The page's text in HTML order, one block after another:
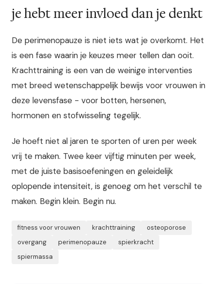
je hebt meer invloed dan je denkt
De perimenopauze is niet iets wat je overkomt. Het
is een fase waarin je keuzes meer tellen dan ooit.
Krachttraining is een van de weinige interventies
met breed wetenschappelijk bewijs voor vrouwen in
deze levensfase - voor botten, hersenen,
hormonen en stofwisseling tegelijk.
Je hoeft niet al jaren te sporten of uren per week
vrij te maken. Twee keer vijftig minuten per week,
met de juiste basisoefeningen en geleidelijk
oplopende intensiteit, is genoeg om het verschil te
maken. Begin klein. Begin nu.
fitness voor vrouwen krachttraining
osteoporose
overgang
perimenopauze
spierkracht
spiermassa